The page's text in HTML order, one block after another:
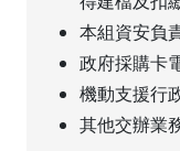
本組資安負
政府採購卡
機動支援行
其他交辦業